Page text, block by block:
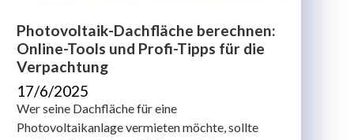
Photovoltaik-Dachfläche berechnen:
Online-Tools und Profi-Tipps für die
Verpachtung
17/6/2025
Wer seine Dachfläche für eine
Photovoltaikanlage vermieten möchte, sollte